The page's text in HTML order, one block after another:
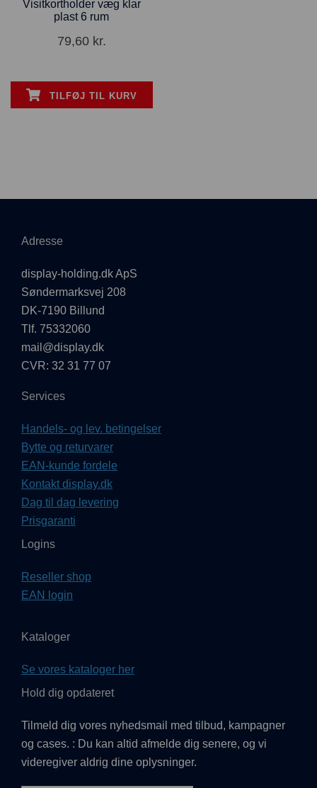
Visitkortholder væg klar
plast 6 rum
79,60 kr.
TILFØJ TIL KURV
Adresse
display-holding.dk ApS
Søndermarksvej 208
DK-7190 Billund
Tlf. 75332060
mail@display.dk
CVR: 32 31 77 07
Services
Handels- og lev. betingelser
Bytte og returvarer
EAN-kunde fordele
Kontakt display.dk
Dag til dag levering
Prisgaranti
Logins
Reseller shop
EAN login
Kataloger
Se vores kataloger her
Hold dig opdateret
Tilmeld dig vores nyhedsmail med tilbud, kampagner
og cases. : Du kan altid afmelde dig senere, og vi
videregiver aldrig dine oplysninger.